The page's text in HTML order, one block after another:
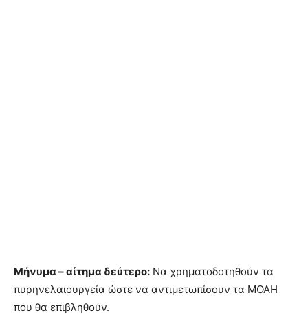
Μήνυμα – αίτημα δεύτερο: Να χρηματοδοτηθούν τα
πυρηνελαιουργεία ώστε να αντιμετωπίσουν τα ΜΟΑΗ
που θα επιβληθούν.